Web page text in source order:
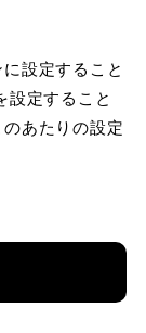
設定すること
設定すること
のあたりの設定